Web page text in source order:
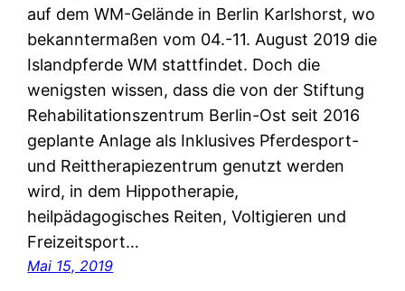
auf dem WM-Gelände in Berlin Karlshorst, wo
bekanntermaßen vom 04.-11. August 2019 die
Islandpferde WM stattfindet. Doch die
wenigsten wissen, dass die von der Stiftung
Rehabilitationszentrum Berlin-Ost seit 2016
geplante Anlage als Inklusives Pferdesport-
und Reittherapiezentrum genutzt werden
wird, in dem Hippotherapie,
heilpädagogisches Reiten, Voltigieren und
Freizeitsport…
Mai 15, 2019